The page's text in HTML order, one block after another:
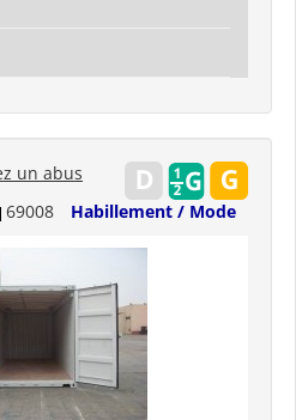
69008 Habillement / Mode
un abus